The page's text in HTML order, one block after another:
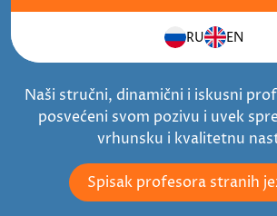
RU EN
Naši stručni, dinamični i iskusni
posvećeni svom pozivu i uvek
vrhunsku i kvalitetnu
Spisak profesora stranih